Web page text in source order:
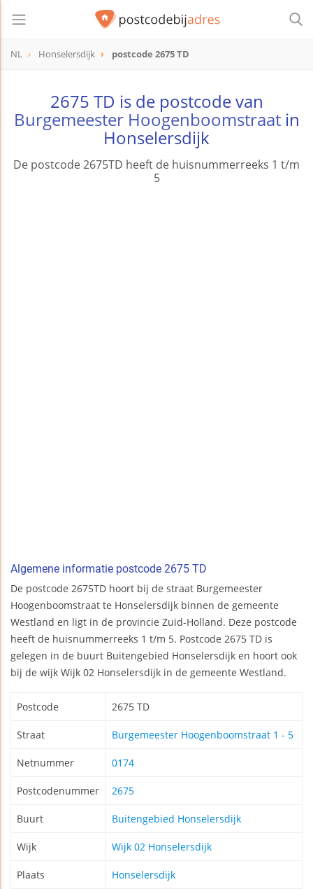
NL Honselersdijk postcode 2675 TD
2675 TD is de postcode van
Burgemeester Hoogenboomstraatin
Honselersdijk
De postcode 2675TD heeft de huisnummerreeks 1 t/m
5
Algemene informatie postcode 2675 TD
De postcode 2675TD hoort bij de straat Burgemeester
Hoogenboomstraat te Honselersdijk binnen de gemeente
Westland en ligt in de provincie Zuid-Holland. Deze postcode
heeft de huisnummerreeks 1 t/m 5. Postcode 2675 TD is
gelegen in de buurt Buitengebied Honselersdijk en hoort ook
bij de wijk Wijk 02 Honselersdijk in de gemeente Westland.
Postcode 2675 TD
Straat Burgemeester Hoogenboomstraat 1 - 5
Netnummer 0174
Postcodenummer 2675
Buurt Buitengebied Honselersdijk
Wijk Wijk 02 Honselersdijk
Plaats Honselersdijk